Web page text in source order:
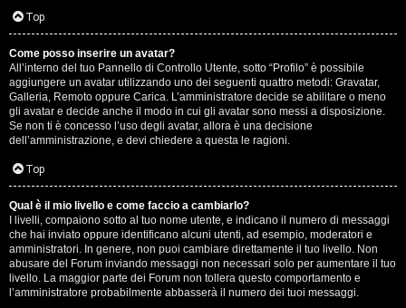
Top
Come posso inserire un avatar?
All’interno del tuo Pannello di Controllo Utente, sotto “Profilo” è possibile
aggiungere un avatar utilizzando uno dei seguenti quattro metodi: Gravatar,
Galleria, Remoto oppure Carica. L’amministratore decide se abilitare o meno
gli avatar e decide anche il modo in cui gli avatar sono messi a disposizione.
Se non ti è concesso l’uso degli avatar, allora è una decisione
dell’amministrazione, e devi chiedere a questa le ragioni.
Top
Qual è il mio livello e come faccio a cambiarlo?
I livelli, compaiono sotto al tuo nome utente, e indicano il numero di messaggi
che hai inviato oppure identificano alcuni utenti, ad esempio, moderatori e
amministratori. In genere, non puoi cambiare direttamente il tuo livello. Non
abusare del Forum inviando messaggi non necessari solo per aumentare il tuo
livello. La maggior parte dei Forum non tollera questo comportamento e
l’amministratore probabilmente abbasserà il numero dei tuoi messaggi.
’
A
g
o
s
t
i
n
o